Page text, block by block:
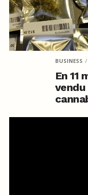
BUSINESS
En 11